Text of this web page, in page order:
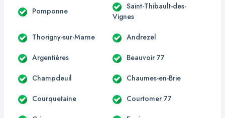
Pomponne
Saint-Thibault-des-
Vignes
Thorigny-sur-Marne Andrezel
Argentières Beauvoir 77
Champdeuil Chaumes-en-Brie
Courquetaine Courtomer 77